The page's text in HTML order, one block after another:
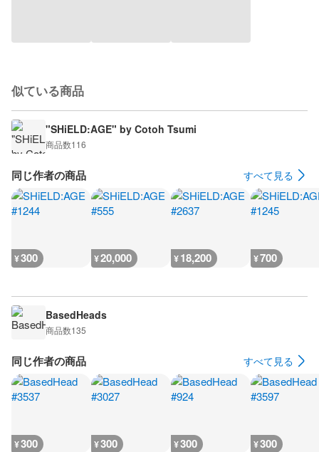
似ている商品
"SHiELD:AGE" by Cotoh Tsumi
商品数116
同じ作者の商品 すべて見る
¥300 ¥20,000 ¥18,200 ¥700
BasedHeads
商品数135
同じ作者の商品 すべて見る
¥300 ¥300 ¥300 ¥300